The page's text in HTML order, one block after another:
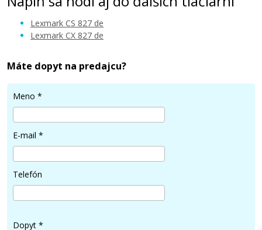
415,90 €
Lexmark CS 827 de
Lexmark CX 827 de
Máte dopyt na predajcu?
Meno *
E-mail *
Telefón
Dopyt *